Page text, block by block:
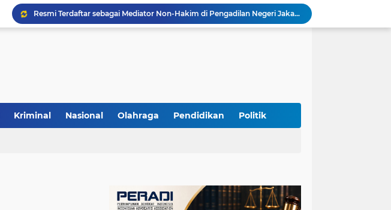
Resmi Terdaftar sebagai Mediator Non-Hakim di Pengadilan Negeri Jakarta Selatan, Yandri, S.H. Siap Mengedepankan Keadilan Melalui Jalur Perdamaian
Yandri SH Kawal APDESI di Gugatan PSN PIK 2, Tegaskan Komitmen pada Supremasi Hukum
ketua LBH DEWAN ADAT BAMUS BETAWI Sapto Wibowo S, S.H. Jalih Pitoeng Salah Alamat Mengenai Statement di Media
Kriminal Nasional Olahraga Pendidikan Politik